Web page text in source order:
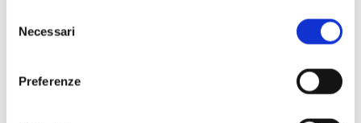
delNecessari
Preferenze